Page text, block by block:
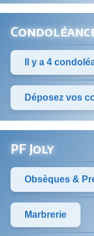
Il y a 4
Déposez vos
PF Joly
Obsèques &
Marbrerie